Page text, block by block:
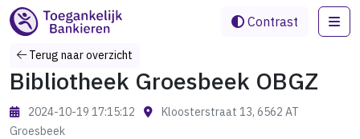
Contrast
Terug naar overzicht
Bibliotheek Groesbeek OBGZ
2024-10-19 17:15:12
Kloosterstraat 13, 6562 AT
Groesbeek